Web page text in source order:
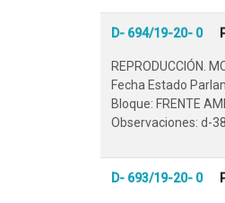
D- 694/19-20- 0
REPRODUCCIÓN.
Fecha Estado
Bloque: FRENTE
Observaciones: d-
D- 693/19-20- 0